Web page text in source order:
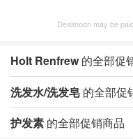
Dealmoon may be
Holt Renfrew 的全部促
洗发水/洗发皂 的全部促
护发素 的全部促销商品